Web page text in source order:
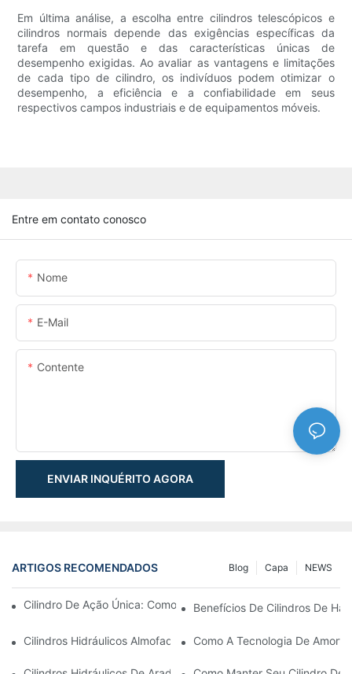
Em última análise, a escolha entre cilindros telescópicos e
cilindros normais depende das exigências específicas da
tarefa em questão e das características únicas de
desempenho exigidas. Ao avaliar as vantagens e limitações
de cada tipo de cilindro, os indivíduos podem otimizar o
desempenho, a eficiência e a confiabilidade em seus
respectivos campos industriais e de equipamentos móveis.
Entre em contato conosco
Nome
E-Mail
Contente
ENVIAR INQUÉRITO AGORA
ARTIGOS RECOMENDADOS NEWS
Capa
Blog
Cilindro De Ação Única: Como Funciona & Aplicações Comuns
Benefícios De Cilindros De
Cilindros Hidráulicos Almofadados: Reduzindo O Impacto &
Como A Tecnologia De